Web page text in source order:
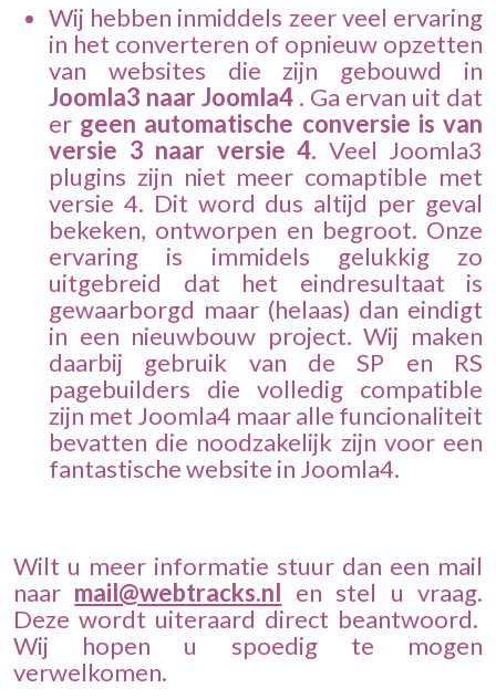
Wij hebben inmiddels zeer veel ervaring
in het converteren of opnieuw opzetten
van websites die zijn gebouwd in
Joomla3 naar Joomla4 . Ga ervan uit dat
er geen automatische conversie is van
versie 3 naar versie 4. Veel Joomla3
plugins zijn niet meer comaptible met
versie 4. Dit word dus altijd per geval
bekeken, ontworpen en begroot. Onze
ervaring is immidels gelukkig zo
uitgebreid dat het eindresultaat is
gewaarborgd maar (helaas) dan eindigt
in een nieuwbouw project. Wij maken
daarbij gebruik van de SP en RS
pagebuilders die volledig compatible
zijn met Joomla4 maar alle funcionaliteit
bevatten die noodzakelijk zijn voor een
fantastische website in Joomla4.
Wilt u meer informatie stuur dan een mail
naar mail@webtracks.nl en stel u vraag.
Deze wordt uiteraard direct beantwoord.
Wij hopen u spoedig te mogen
verwelkomen.